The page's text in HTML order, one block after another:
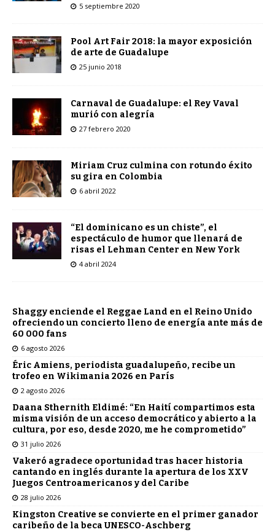
5 septiembre 2020
Pool Art Fair 2018: la mayor exposición
de arte de Guadalupe
25 junio 2018
Carnaval de Guadalupe: el Rey Vaval
murió con alegría
27 febrero 2020
Miriam Cruz culmina con rotundo éxito
su gira en Colombia
6 abril 2022
“El dominicano es un chiste”, el
espectáculo de humor que llenará de
risas el Lehman Center en New York
4 abril 2024
Shaggy enciende el Reggae Land en el Reino Unido
ofreciendo un concierto lleno de energía ante más de
60 000 fans
6 agosto 2026
Éric Amiens, periodista guadalupeño, recibe un
trofeo en Wikimania 2026 en París
2 agosto 2026
Daana Sthernith Eldimé: “En Haití compartimos esta
misma visión de un acceso democrático y abierto a la
cultura, por eso, desde 2020, me he comprometido”
31 julio 2026
Vakeró agradece oportunidad tras hacer historia
cantando en inglés durante la apertura de los XXV
Juegos Centroamericanos y del Caribe
28 julio 2026
Kingston Creative se convierte en el primer ganador
caribeño de la beca UNESCO-Aschberg